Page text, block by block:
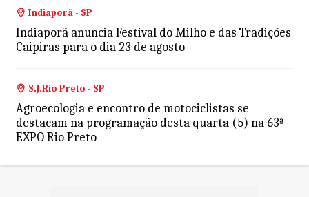
Indiaporã - SP
Indiaporã anuncia Festival do Milho e das Tradições
Caipiras para o dia 23 de agosto
S.J.Rio Preto - SP
Agroecologia e encontro de motociclistas se
destacam na programação desta quarta (5) na 63ª
EXPO Rio Preto